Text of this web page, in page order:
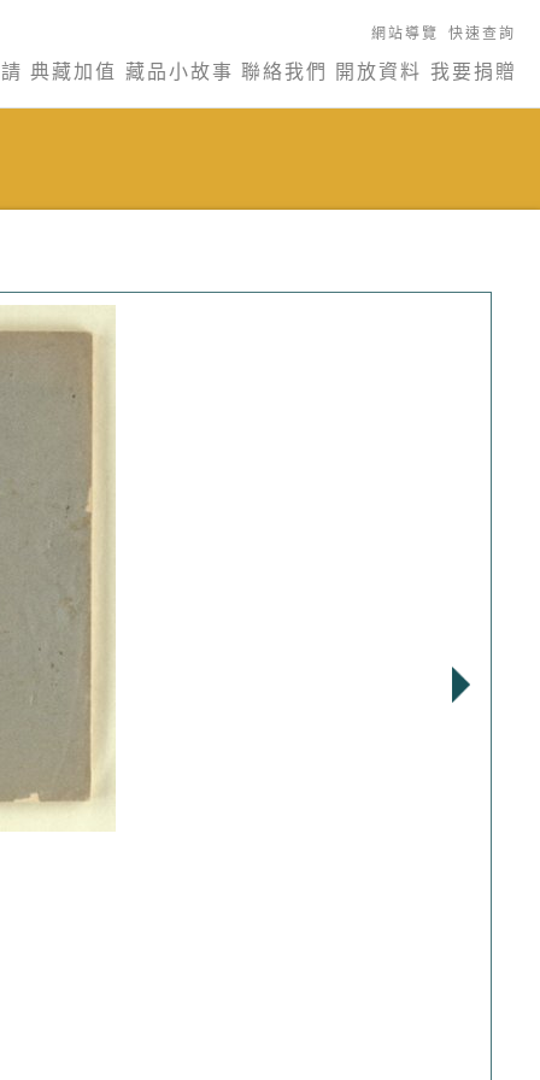
網站導覽 快速查詢
典藏加值 藏品小故事 聯絡我們 開放資料 我要捐贈